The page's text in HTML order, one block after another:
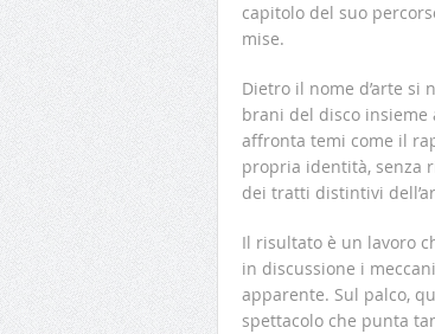
capitolo del suo
mise.
Dietro il nome d’arte si
brani del disco insieme
affronta temi come il
propria identità, senza
dei tratti distintivi
Il risultato è un lavoro
in discussione i
apparente. Sul palco,
spettacolo che punta